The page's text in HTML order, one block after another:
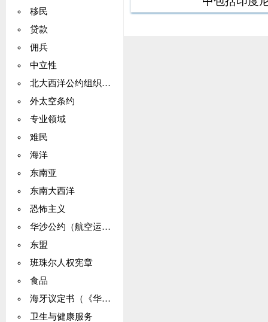
移民
贷款
佣兵
中立性
北大西洋公约组织（NATO）
外太空条约
专业领域
难民
海洋
东南亚
东南大西洋
恐怖主义
华沙公约（航空运输）
东盟
班珠尔人权宪章
食品
海牙议定书（《华沙公约》）
卫生与健康服务
日期和撤回
泰国王国（